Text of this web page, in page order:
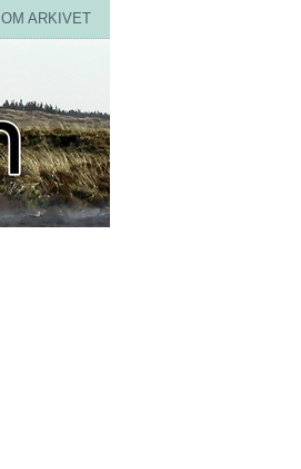
OM ARKIVET